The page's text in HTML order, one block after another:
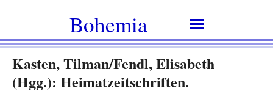
Bohemia
Kasten, Tilman/Fendl, Elisabeth
(Hgg.): Heimatzeitschriften.